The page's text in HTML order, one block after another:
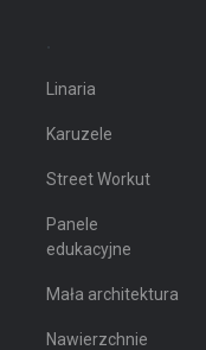
Linaria
Karuzele
Street Workut
Panele
edukacyjne
Mała architektura
Nawierzchnie